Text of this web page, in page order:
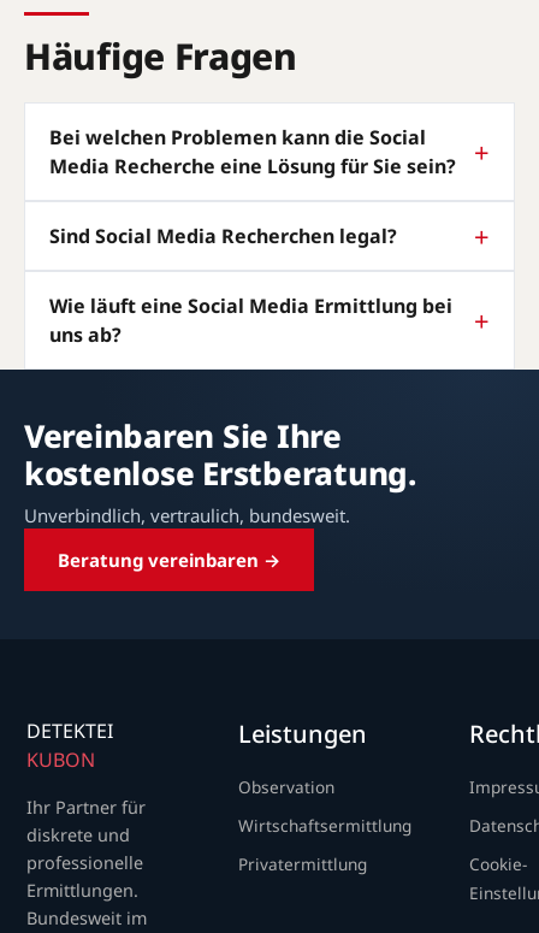
Häufige Fragen
Bei welchen Problemen kann die Social
Media Recherche eine Lösung für Sie sein?
Sind Social Media Recherchen legal?
Wie läuft eine Social Media Ermittlung bei
uns ab?
Vereinbaren Sie Ihre
kostenlose Erstberatung.
Unverbindlich, vertraulich, bundesweit.
Beratung vereinbaren →
DETEKTEI
KUBON
Ihr Partner für
diskrete und
professionelle
Ermittlungen.
Bundesweit im
Leistungen
Observation
Wirtschaftsermittlung
Privatermittlung
Cookie-